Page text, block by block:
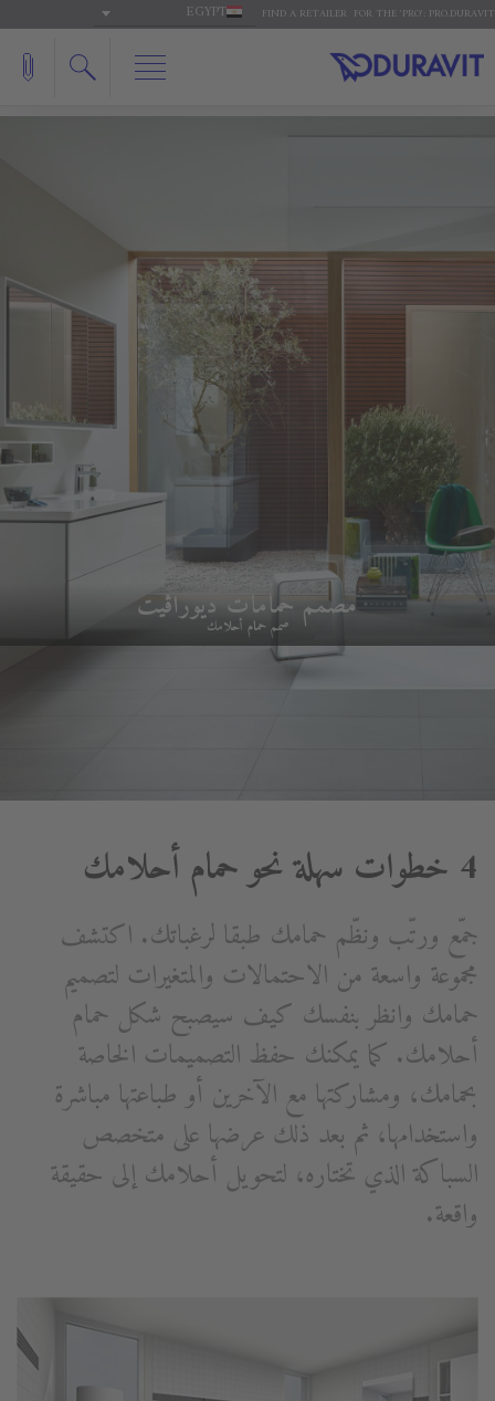
FOR THE 'PRO': PRO.DURAVIT
FIND A RETAILER
EGYPT
مصمم حمامات ديوراڨيت
صمم حمام أحلامك
4 خطوات سهلة نحو حمام أحلامك
جمّع ورتّب ونظّم حمامك طبقا لرغباتك. اكتشف
مجموعة واسعة من الاحتمالات والمتغيرات لتصميم
حمامك وانظر بنفسك كيف سيصبح شكل حمام
أحلامك. كما يمكنك حفظ التصميمات الخاصة
بحمامك، ومشاركتها مع الآخرين أو طباعتها مباشرة
واستخدامها، ثم بعد ذلك عرضها على متخصص
السباكة الذي تختاره، لتحويل أحلامك إلى حقيقة
واقعة.